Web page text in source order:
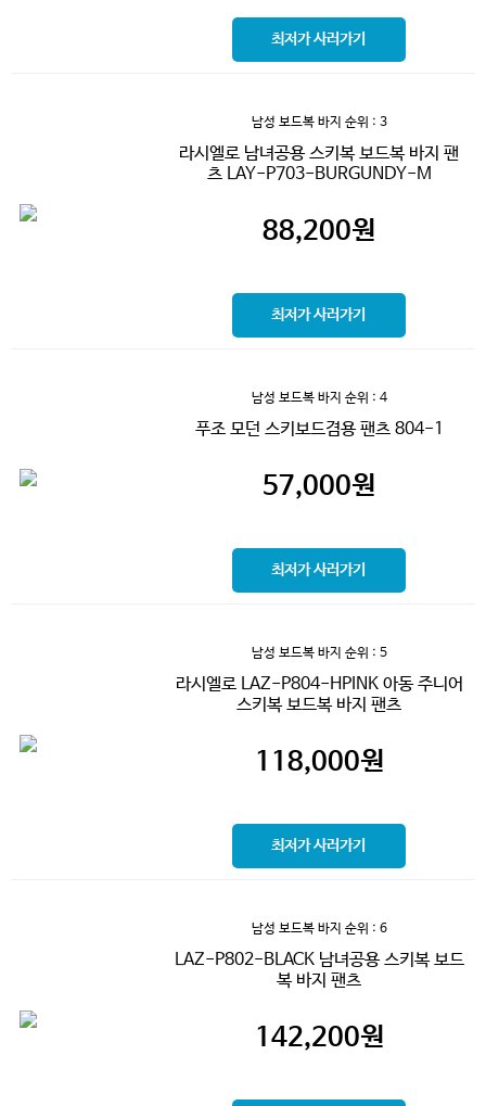
최저가 사러가기
남성 보드복 바지 순위 : 3
라시엘로 남녀공용 스키복 보드복 바지 팬
츠 LAY-P703-BURGUNDY-M
88,200원
최저가 사러가기
남성 보드복 바지 순위 : 4
푸조 모던 스키보드겸용 팬츠 804-1
57,000원
최저가 사러가기
남성 보드복 바지 순위 : 5
라시엘로 LAZ-P804-HPINK 아동 주니어
스키복 보드복 바지 팬츠
118,000원
최저가 사러가기
남성 보드복 바지 순위 : 6
LAZ-P802-BLACK 남녀공용 스키복 보드
복 바지 팬츠
142,200원